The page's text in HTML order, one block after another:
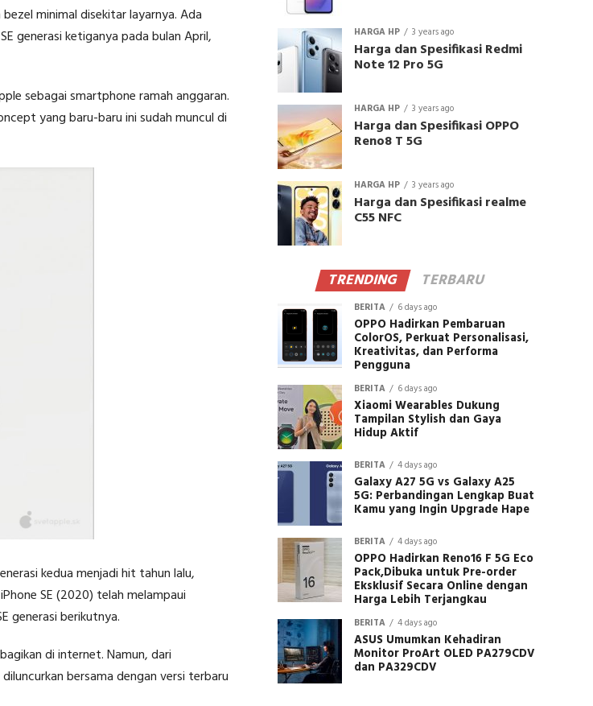
minimal disekitar layarnya. Ada
generasi ketiganya pada bulan April,
sebagai smartphone ramah anggaran.
yang baru-baru ini sudah muncul di
kedua menjadi hit tahun lalu,
SE (2020) telah melampaui
generasi berikutnya.
di internet. Namun, dari
bersama dengan versi terbaru
HARGA HP 3 years ago
Harga dan Spesifikasi Redmi
Note 12 Pro 5G
HARGA HP 3 years ago
Harga dan Spesifikasi OPPO
Reno8 T 5G
HARGA HP 3 years ago
Harga dan Spesifikasi realme
C55 NFC
TRENDING TERBARU
BERITA 6 days ago
OPPO Hadirkan Pembaruan
ColorOS, Perkuat Personalisasi,
Kreativitas, dan Performa
Pengguna
BERITA 6 days ago
Xiaomi Wearables Dukung
Tampilan Stylish dan Gaya
Hidup Aktif
BERITA 4 days ago
Galaxy A27 5G vs Galaxy A25
5G: Perbandingan Lengkap Buat
Kamu yang Ingin Upgrade Hape
BERITA 4 days ago
OPPO Hadirkan Reno16 F 5G Eco
Pack,Dibuka untuk Pre-order
Eksklusif Secara Online dengan
Harga Lebih Terjangkau
BERITA 4 days ago
ASUS Umumkan Kehadiran
Monitor ProArt OLED PA279CDV
dan PA329CDV